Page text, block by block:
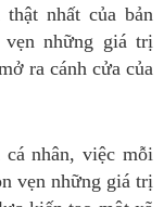
nhất của bản
những giá trị
ra cánh cửa của
việc mỗi
vẹn những giá trị